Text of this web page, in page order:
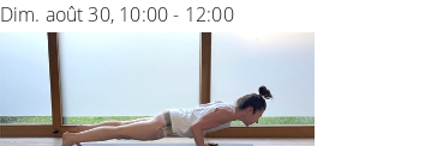
Dim. août 30, 10:00 - 12:00